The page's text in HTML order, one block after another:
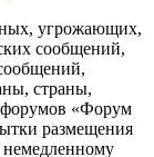
угрожающих,
сообщений,
страны,
форумов «Форум
размещения